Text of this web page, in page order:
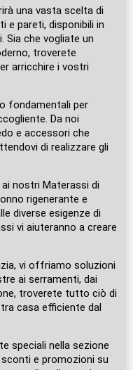
una vasta scelta di
e pareti, disponibili in
Sia che vogliate un
troverete
arricchire i vostri
fondamentali per
Da noi
e accessori che
di realizzare gli
nostri Materassi di
rigenerante e
diverse esigenze di
vi aiuteranno a creare
vi offriamo soluzioni
ai serramenti, dai
troverete tutto ciò di
casa efficiente dal
speciali nella sezione
e promozioni su